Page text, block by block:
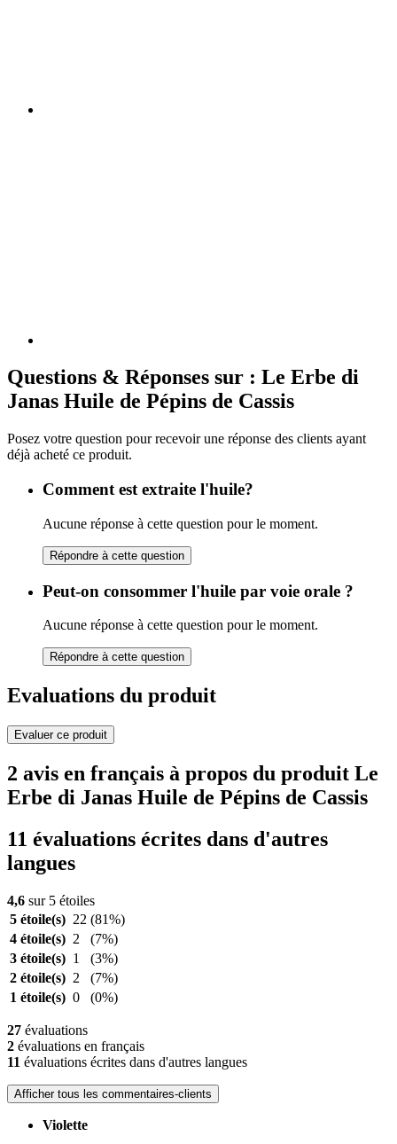
Questions & Réponses sur : Le Erbe di
Janas Huile de Pépins de Cassis
Posez votre question pour recevoir une réponse des clients ayant
déjà acheté ce produit.
Comment est extraite l'huile?
Aucune réponse à cette question pour le moment.
Répondre à cette question
Peut-on consommer l'huile par voie orale ?
Aucune réponse à cette question pour le moment.
Répondre à cette question
Evaluations du produit
Evaluer ce produit
2 avis en français à propos du produit Le
Erbe di Janas Huile de Pépins de Cassis
11 évaluations écrites dans d'autres
langues
4,6 sur 5 étoiles
5 étoile(s) 22 (81%)
4 étoile(s) 2
(7%)
3 étoile(s) 1
(3%)
2 étoile(s) 2
(7%)
1 étoile(s) 0 (0%)
27 évaluations
2 évaluations en français
11 évaluations écrites dans d'autres langues
Afficher tous les commentaires-clients
Violette